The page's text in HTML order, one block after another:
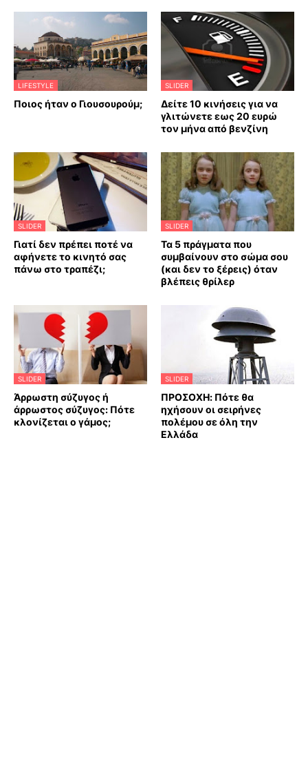
LIFESTYLE
Ποιος ήταν ο Γιουσουρούμ;
SLIDER
Δείτε 10 κινήσεις για να
γλιτώνετε εως 20 ευρώ
τον μήνα από βενζίνη
SLIDER
Γιατί δεν πρέπει ποτέ να
αφήνετε το κινητό σας
πάνω στο τραπέζι;
SLIDER
Τα 5 πράγματα που
συμβαίνουν στο σώμα σου
(και δεν το ξέρεις) όταν
βλέπεις θρίλερ
SLIDER
Άρρωστη σύζυγος ή
άρρωστος σύζυγος: Πότε
κλονίζεται ο γάμος;
SLIDER
ΠΡΟΣΟΧΗ: Πότε θα
ηχήσουν οι σειρήνες
πολέμου σε όλη την
Ελλάδα